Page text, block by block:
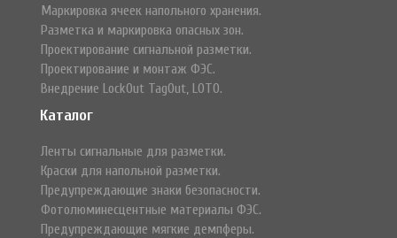
Маркировка ячеек напольного хранения.
Разметка и маркировка опасных зон.
Проектирование сигнальной разметки.
Проектирование и монтаж ФЭС.
Внедрение LockOut TagOut, LOTO.
Каталог
Ленты сигнальные для разметки.
Краски для напольной разметки.
Предупреждающие знаки безопасности.
Фотолюминесцентные материалы ФЭС.
Предупреждающие мягкие демпферы.